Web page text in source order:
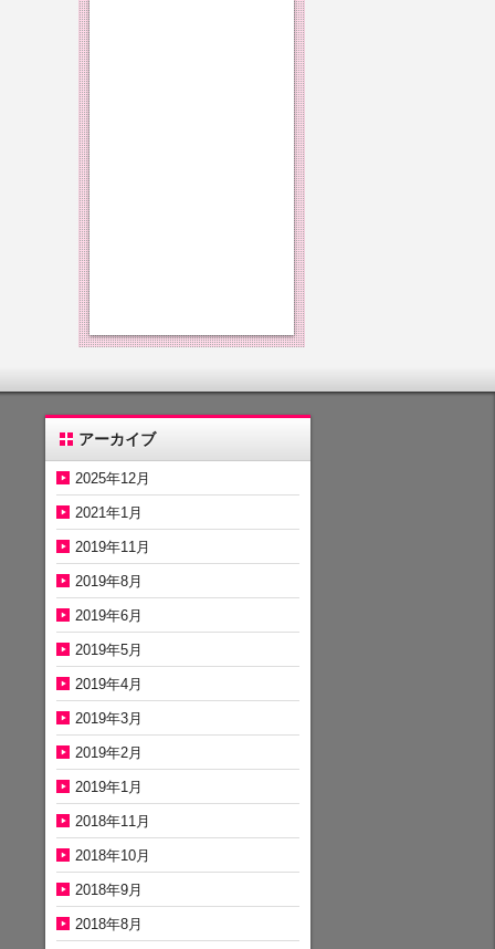
アーカイブ
2025年12月
2021年1月
2019年11月
2019年8月
2019年6月
2019年5月
2019年4月
2019年3月
2019年2月
2019年1月
2018年11月
2018年10月
2018年9月
2018年8月